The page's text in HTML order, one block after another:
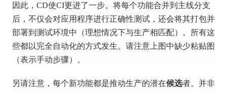
因此，CD使CI更进了一步。 将每个功能合并到主线分支
后，不仅会对应用程序进行正确性测试，还会将其打包并
部署到测试环境中（理想情况下与生产相匹配）。
所有这
些都以完全自动化的方式发生。 请注意上图中缺少粘贴图
（表示手动步骤）。
另请注意，每个新功能都是推动生产的潜在候选者。 并非